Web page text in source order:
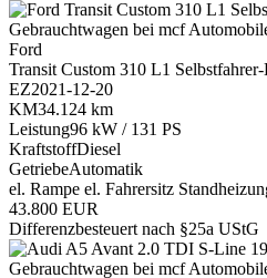
Ford
Transit Custom 310 L1
EZ2021-12-20
KM34.124 km
Leistung96 kW / 131 PS
KraftstoffDiesel
GetriebeAutomatik
el. Rampe el. Fahrersitz
43.800 EUR
Differenzbesteuert nach §25a UStG